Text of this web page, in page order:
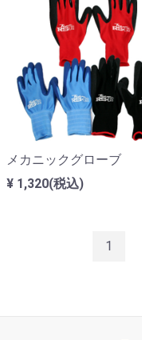
メカニックグローブ
¥ 1,320(税込)
1